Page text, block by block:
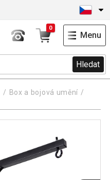
Hledat
0
Menu
Box a bojová umění